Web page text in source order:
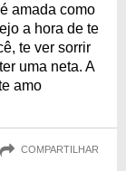
amada como
a hora de te
te ver sorrir
uma neta. A
amo
COMPARTILHAR